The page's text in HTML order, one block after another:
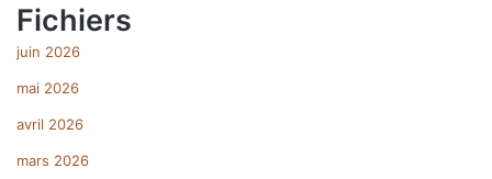
Fichiers
juin 2026
mai 2026
avril 2026
mars 2026